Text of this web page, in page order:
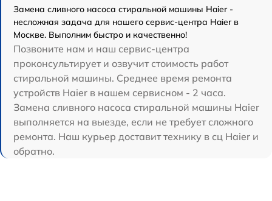
Замена сливного насоса стиральной машины Haier -
несложная задача для нашего сервис-центра Haier в
Москве. Выполним быстро и качественно!
Позвоните нам и наш сервис-центра
проконсультирует и озвучит стоимость работ
стиральной машины. Среднее время ремонта
устройств Haier в нашем сервисном - 2 часа.
Замена сливного насоса стиральной машины Haier
выполняется на выезде, если не требует сложного
ремонта. Наш курьер доставит технику в сц Haier и
обратно.